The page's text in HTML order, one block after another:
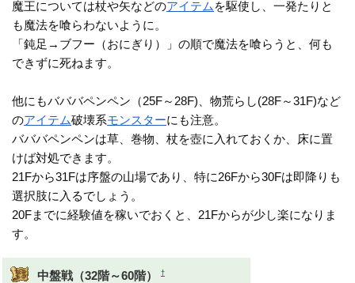
魔王については杖や矢などのアイテム を駆使し、一発たりと
も魔法を喰らわないように。
「鈍足→ブフー（おにぎり）」の順で魔法を喰らうと、何も
できずに死ねます。
他にもバババペンペン（25F～28F)、物荒らし(28F～31F)など
のアイテム破壊系モンスターにも注意。
バババペンペンは草、巻物、杖を壺に入れておくか、床に置
けば対処できます。
21Fから31Fは序盤の山場であり、特に26Fから30Fは即降りも
選択肢に入るでしょう。
20Fまでに経験値を稼いでおくと、21Fからが少し楽になりま
す。
中盤戦（32階～60階） †